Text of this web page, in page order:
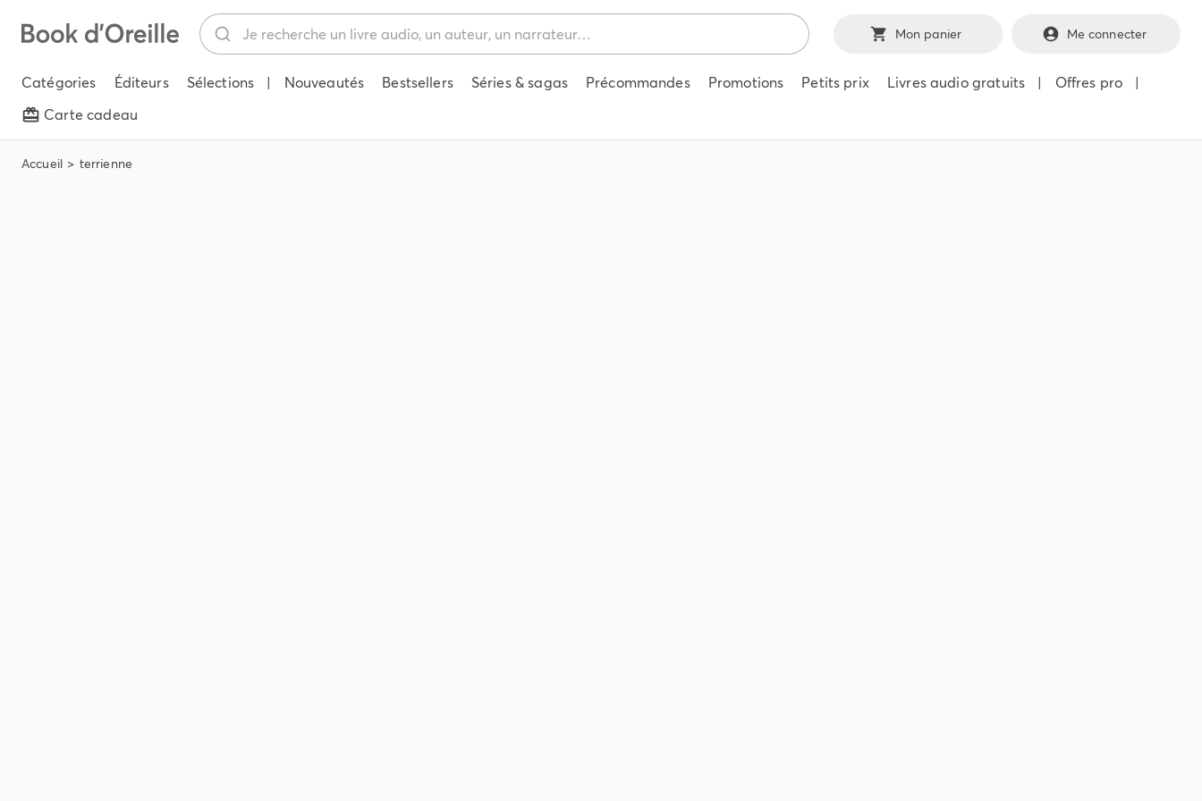
Mon panier Me connecter
Catégories Éditeurs Sélections | Nouveautés Bestsellers Séries & sagas Précommandes Promotions Petits prix Livres audio gratuits | Offres pro
|
Carte cadeau
Accueil terrienne